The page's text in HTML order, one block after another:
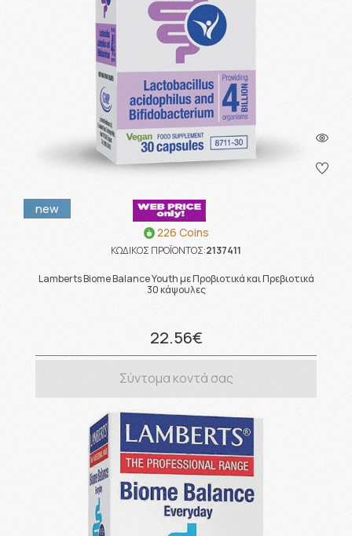
new
226 Coins
ΚΩΔΙΚΟΣ ΠΡΟΪΟΝΤΟΣ:2137411
Lamberts Biome Balance Youth με Προβιοτικά και Πρεβιοτικά
30 κάψουλες
22.56€
Σύντομα κοντά σας